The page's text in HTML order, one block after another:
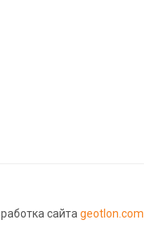
сайта geotlon.com